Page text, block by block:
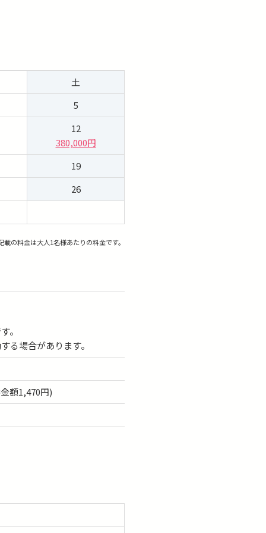
土
5
12
380,000円
19
26
の料金は大人1名様あたりの料金です。
。
る場合があります。
額1,470円)